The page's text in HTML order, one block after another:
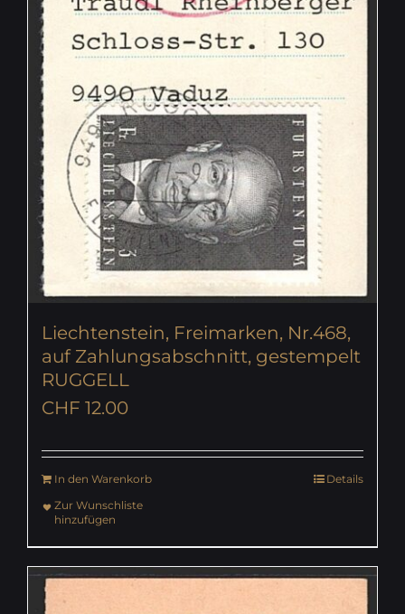
Liechtenstein, Freimarken, Nr.468,
auf Zahlungsabschnitt, gestempelt
RUGGELL
CHF 12.00
In den Warenkorb
Details
Zur Wunschliste
hinzufügen